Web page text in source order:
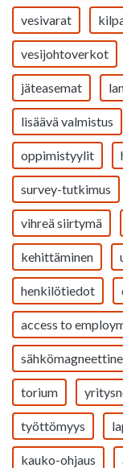
vesivarat
vesijohtoverkot
jäteasemat
lisäävä valmistus
oppimistyylit
survey-tutkimus
vihreä siirtymä
kehittäminen
henkilötiedot
access to
torium
työttömyys
kauko-ohjaus